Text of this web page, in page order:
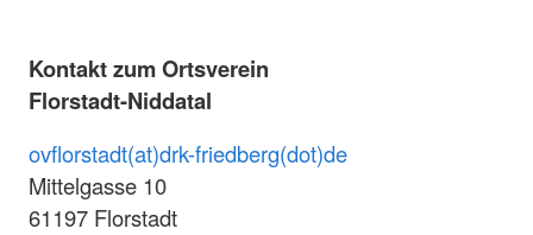
Kontakt zum Ortsverein
Florstadt-Niddatal
ovflorstadt(at)drk-friedberg(dot)de
Mittelgasse 10
61197 Florstadt